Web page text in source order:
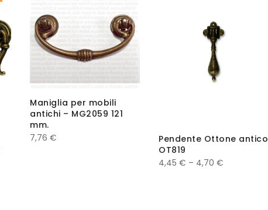
Maniglia per mobili
antichi – MG2059 121
mm.
7,76 €
Pendente Ottone antico
OT819
4,45 € – 4,70 €